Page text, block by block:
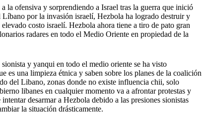
la ofensiva y sorprendiendo a Israel tras la guerra que inició
Líbano por la invasión israelí, Hezbola ha logrado destruir y
costo israelí. Hezbola ahora tiene a tiro de pato gran
radares en todo el Medio Oriente en propiedad de la
y yanqui en todo el medio oriente se ha visto
es una limpieza étnica y saben sobre los planes de la coalición
del Libano, zonas donde no existe influencia chii, solo
libanes en cualquier momento va a afrontar protestas y
desarmar a Hezbola debido a las presiones sionistas
la situación drásticamente.